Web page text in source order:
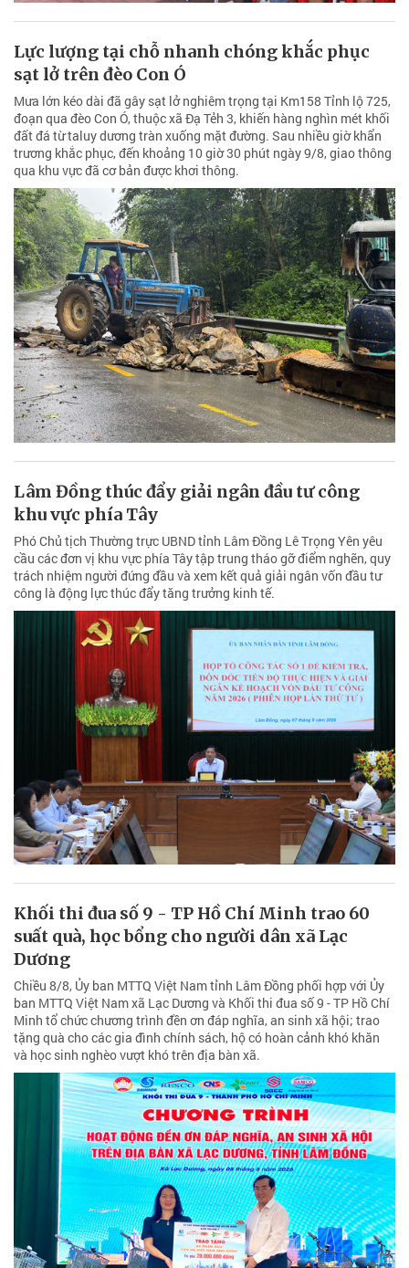
Lực lượng tại chỗ nhanh chóng khắc phục
sạt lở trên đèo Con Ó
Mưa lớn kéo dài đã gây sạt lở nghiêm trọng tại Km158 Tỉnh lộ 725,
đoạn qua đèo Con Ó, thuộc xã Đạ Tẻh 3, khiến hàng nghìn mét khối
đất đá từ taluy dương tràn xuống mặt đường. Sau nhiều giờ khẩn
trương khắc phục, đến khoảng 10 giờ 30 phút ngày 9/8, giao thông
qua khu vực đã cơ bản được khơi thông.
Lâm Đồng thúc đẩy giải ngân đầu tư công
khu vực phía Tây
Phó Chủ tịch Thường trực UBND tỉnh Lâm Đồng Lê Trọng Yên yêu
cầu các đơn vị khu vực phía Tây tập trung tháo gỡ điểm nghẽn, quy
trách nhiệm người đứng đầu và xem kết quả giải ngân vốn đầu tư
công là động lực thúc đẩy tăng trưởng kinh tế.
Khối thi đua số 9 - TP Hồ Chí Minh trao 60
suất quà, học bổng cho người dân xã Lạc
Dương
Chiều 8/8, Ủy ban MTTQ Việt Nam tỉnh Lâm Đồng phối hợp với Ủy
ban MTTQ Việt Nam xã Lạc Dương và Khối thi đua số 9 - TP Hồ Chí
Minh tổ chức chương trình đền ơn đáp nghĩa, an sinh xã hội; trao
tặng quà cho các gia đình chính sách, hộ có hoàn cảnh khó khăn
và học sinh nghèo vượt khó trên địa bàn xã.